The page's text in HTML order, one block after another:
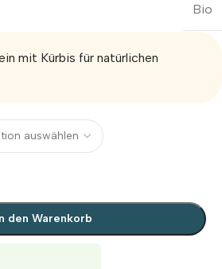
Bio
mit Kürbis für natürlichen
den Warenkorb